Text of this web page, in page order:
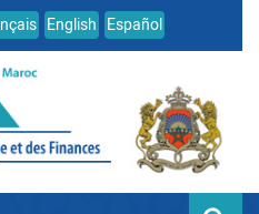
English Español